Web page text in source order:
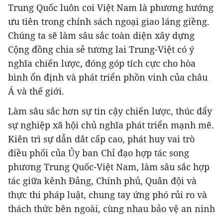
Trung Quốc luôn coi Việt Nam là phương hướng
ưu tiên trong chính sách ngoại giao láng giềng.
Chúng ta sẽ làm sâu sắc toàn diện xây dựng
Cộng đồng chia sẻ tương lai Trung-Việt có ý
nghĩa chiến lược, đóng góp tích cực cho hòa
bình ổn định và phát triển phồn vinh của châu
Á và thế giới.
Làm sâu sắc hơn sự tin cậy chiến lược, thúc đẩy
sự nghiệp xã hội chủ nghĩa phát triển mạnh mẽ.
Kiên trì sự dẫn dắt cấp cao, phát huy vai trò
điều phối của Ủy ban Chỉ đạo hợp tác song
phương Trung Quốc-Việt Nam, làm sâu sắc hợp
tác giữa kênh Đảng, Chính phủ, Quân đội và
thực thi pháp luật, chung tay ứng phó rủi ro và
thách thức bên ngoài, cùng nhau bảo vệ an ninh